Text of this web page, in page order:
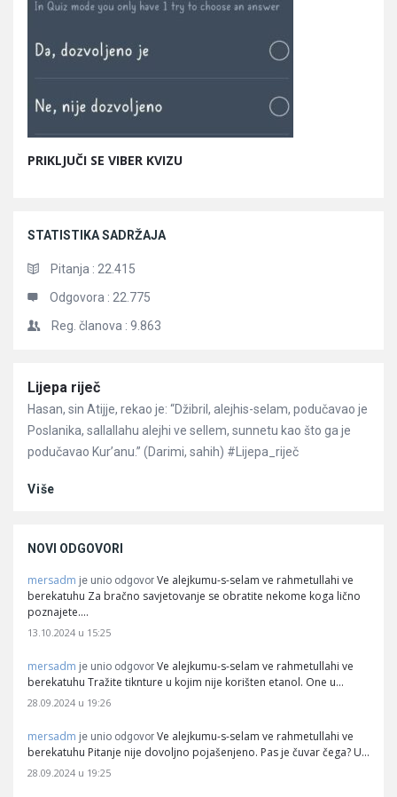
PRIKLJUČI SE VIBER KVIZU
STATISTIKA SADRŽAJA
Pitanja : 22.415
Odgovora : 22.775
Reg. članova : 9.863
Članci
Lijepa riječ
Hasan, sin Atijje, rekao je: “Džibril, alejhis-selam, podučavao je
Poslanika, sallallahu alejhi ve sellem, sunnetu kao što ga je
podučavao Kur’anu.” (Darimi, sahih) #Lijepa_riječ
Više
NOVI ODGOVORI
mersadm je unio odgovor Ve alejkumu-s-selam ve rahmetullahi ve
berekatuhu Za bračno savjetovanje se obratite nekome koga lično
poznajete.…
13.10.2024 u 15:25
mersadm je unio odgovor Ve alejkumu-s-selam ve rahmetullahi ve
berekatuhu Tražite tiknture u kojim nije korišten etanol. One u…
28.09.2024 u 19:26
mersadm je unio odgovor Ve alejkumu-s-selam ve rahmetullahi ve
berekatuhu Pitanje nije dovoljno pojašenjeno. Pas je čuvar čega? U…
28.09.2024 u 19:25